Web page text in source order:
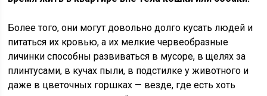
Более того, они могут довольно долго кусать людей и
питаться их кровью, а их мелкие червеобразные
личинки способны развиваться в мусоре, в щелях за
плинтусами, в кучах пыли, в подстилке у животного и
даже в цветочных горшках — везде, где есть хоть